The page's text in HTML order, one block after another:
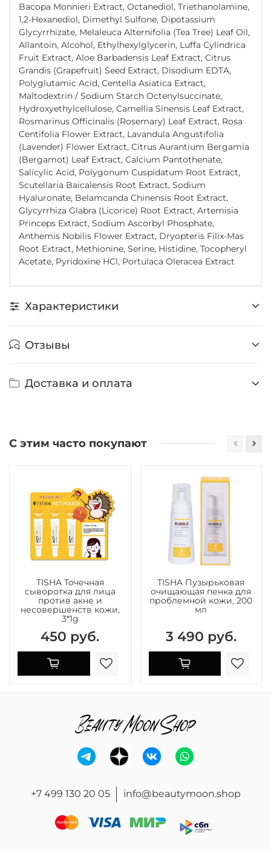
Bacopa Monnieri Extract, Octanediol, Triethanolamine,
1,2-Hexanediol, Dimethyl Sulfone, Dipotassium
Glycyrrhizate, Melaleuca Alternifolia (Tea Tree) Leaf Oil,
Allantoin, Alcohol, Ethylhexylglycerin, Luffa Cylindrica
Fruit Extract, Aloe Barbadensis Leaf Extract, Citrus
Grandis (Grapefruit) Seed Extract, Disodium EDTA,
Polyglutamic Acid, Centella Asiatica Extract,
Maltodextrin / Sodium Starch Octenylsuccinate,
Hydroxyethylcellulose, Camellia Sinensis Leaf Extract,
Rosmarinus Officinalis (Rosemary) Leaf Extract, Rosa
Centifolia Flower Extract, Lavandula Angustifolia
(Lavender) Flower Extract, Citrus Aurantium Bergamia
(Bergamot) Leaf Extract, Calcium Pantothenate,
Salicylic Acid, Polygonum Cuspidatum Root Extract,
Scutellaria Baicalensis Root Extract, Sodium
Hyaluronate, Belamcanda Chinensis Root Extract,
Glycyrrhiza Glabra (Licorice) Root Extract, Artemisia
Princeps Extract, Sodium Ascorbyl Phosphate,
Anthemis Nobilis Flower Extract, Dryopteris Filix-Mas
Root Extract, Methionine, Serine, Histidine, Tocopheryl
Acetate, Pyridoxine HCl, Portulaca Oleracea Extract
Характеристики
Отзывы
Доставка и оплата
С этим часто покупают
TISHA Точечная
сыворотка для лица
против акне и
несовершенств кожи,
3*1g
450 руб.
TISHA Пузырьковая
очищающая пенка для
проблемной кожи, 200
мл
3 490 руб.
+7 499 130 20 05 info@beautymoon.shop